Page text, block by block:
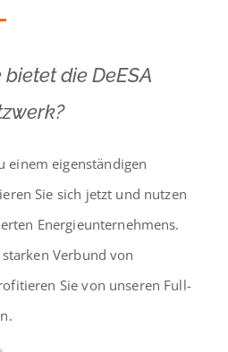
die DeESA
einem eigenständigen
Sie sich jetzt und nutzen
Energieunternehmens.
Verbund von
Sie von unseren Full-